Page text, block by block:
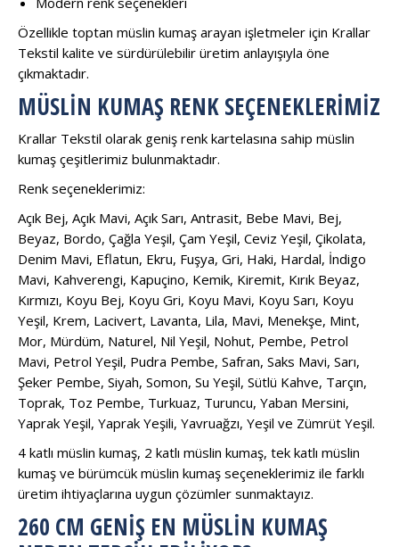
Özellikle toptan müslin kumaş arayan işletmeler için Krallar
Tekstil kalite ve sürdürülebilir üretim anlayışıyla öne
çıkmaktadır.
MÜSLIN KUMAŞ RENK SEÇENEKLERIMIZ
Krallar Tekstil olarak geniş renk kartelasına sahip müslin
kumaş çeşitlerimiz bulunmaktadır.
Renk seçeneklerimiz:
Açık Bej, Açık Mavi, Açık Sarı, Antrasit, Bebe Mavi, Bej,
Beyaz, Bordo, Çağla Yeşil, Çam Yeşil, Ceviz Yeşil, Çikolata,
Denim Mavi, Eflatun, Ekru, Fuşya, Gri, Haki, Hardal, İndigo
Mavi, Kahverengi, Kapuçino, Kemik, Kiremit, Kırık Beyaz,
Kırmızı, Koyu Bej, Koyu Gri, Koyu Mavi, Koyu Sarı, Koyu
Yeşil, Krem, Lacivert, Lavanta, Lila, Mavi, Menekşe, Mint,
Mor, Mürdüm, Naturel, Nil Yeşil, Nohut, Pembe, Petrol
Mavi, Petrol Yeşil, Pudra Pembe, Safran, Saks Mavi, Sarı,
Şeker Pembe, Siyah, Somon, Su Yeşil, Sütlü Kahve, Tarçın,
Toprak, Toz Pembe, Turkuaz, Turuncu, Yaban Mersini,
Yaprak Yeşil, Yaprak Yeşili, Yavruağzı, Yeşil ve Zümrüt Yeşil.
4 katlı müslin kumaş, 2 katlı müslin kumaş, tek katlı müslin
kumaş ve bürümcük müslin kumaş seçeneklerimiz ile farklı
üretim ihtiyaçlarına uygun çözümler sunmaktayız.
260 CM GENIŞ EN MÜSLIN KUMAŞ